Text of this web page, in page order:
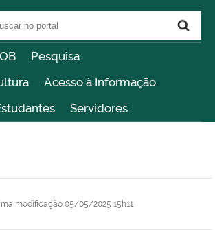
Pesquisa
Acesso à Informação
Servidores
modificação 05/05/2025 15h11